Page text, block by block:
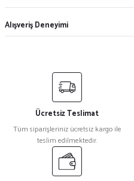
Alışveriş Deneyimi
Ücretsiz Teslimat
Tüm siparişleriniz ücretsiz kargo ile
teslim edilmektedir.